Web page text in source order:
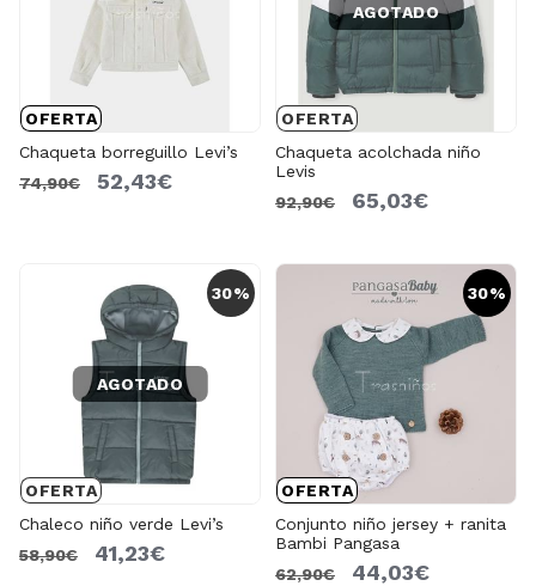
OFERTA
Chaqueta borreguillo Levi’s
74,90€
52,43€
OFERTA
AGOTADO
Chaqueta acolchada niño
Levis
92,90€
65,03€
30%
OFERTA
AGOTADO
Chaleco niño verde Levi’s
58,90€
41,23€
30%
OFERTA
Conjunto niño jersey + ranita
Bambi Pangasa
62,90€
44,03€